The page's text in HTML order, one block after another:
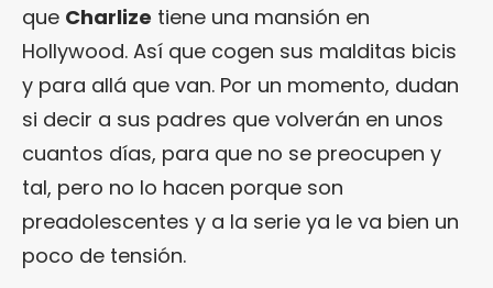
que Charlize tiene una mansión en
Hollywood. Así que cogen sus malditas bicis
y para allá que van. Por un momento, dudan
si decir a sus padres que volverán en unos
cuantos días, para que no se preocupen y
tal, pero no lo hacen porque son
preadolescentes y a la serie ya le va bien un
poco de tensión.